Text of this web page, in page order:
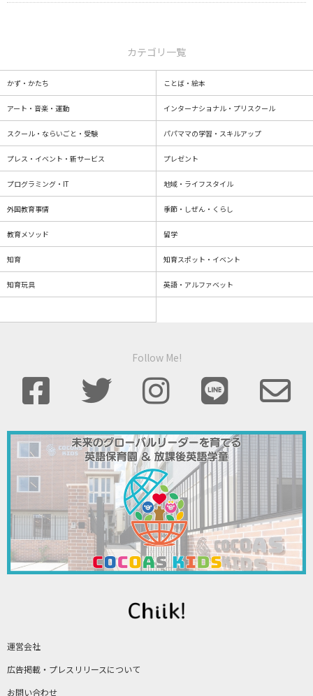
運営会社
広告掲載・プレスリリースについて
お問い合わせ
カテゴリ一覧
かず・かたち ことば・絵本
アート・音楽・運動 インターナショナル・プリスクール
スクール・ならいごと・受験 パパママの学習・スキルアップ
プレス・イベント・新サービス プレゼント
プログラミング・IT 地域・ライフスタイル
外国教育事情 季節・しぜん・くらし
教育メソッド 留学
知育 知育スポット・イベント
知育玩具 英語・アルファベット
Follow Me!